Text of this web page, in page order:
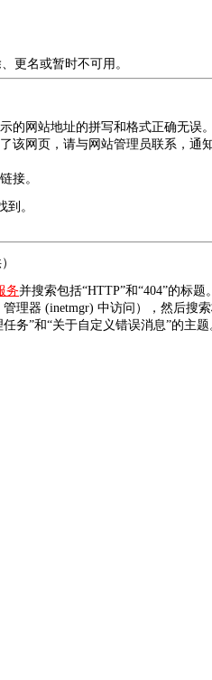
更名或暂时不可用。
的网站地址的拼写和格式正确无误
该网页，请与网站管理员联系，通
接。
。
务并搜索包括“HTTP”和“404”的标题
理器 (inetmgr) 中访问），然后搜
务”和“关于自定义错误消息”的主题